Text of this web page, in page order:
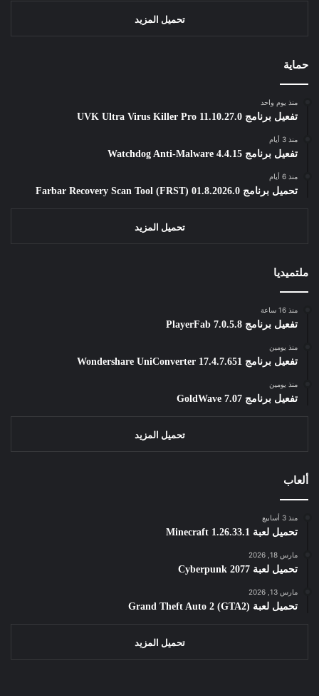
تحميل المزيد
حماية
منذ يوم واحد
تفعيل برنامج UVK Ultra Virus Killer Pro 11.10.27.0
منذ 3 أيام
تفعيل برنامج Watchdog Anti-Malware 4.4.15
منذ 6 أيام
تحميل برنامج Farbar Recovery Scan Tool (FRST) 01.8.2026.0
تحميل المزيد
ملتميديا
منذ 16 ساعة
تفعيل برنامج PlayerFab 7.0.5.8
منذ يومين
تفعيل برنامج Wondershare UniConverter 17.4.7.651
منذ يومين
تفعيل برنامج GoldWave 7.07
تحميل المزيد
ألعاب
منذ 3 أسابيع
تحميل لعبة Minecraft 1.26.33.1
مارس 18, 2026
تحميل لعبة Cyberpunk 2077
مارس 13, 2026
تحميل لعبة Grand Theft Auto 2 (GTA2)
تحميل المزيد